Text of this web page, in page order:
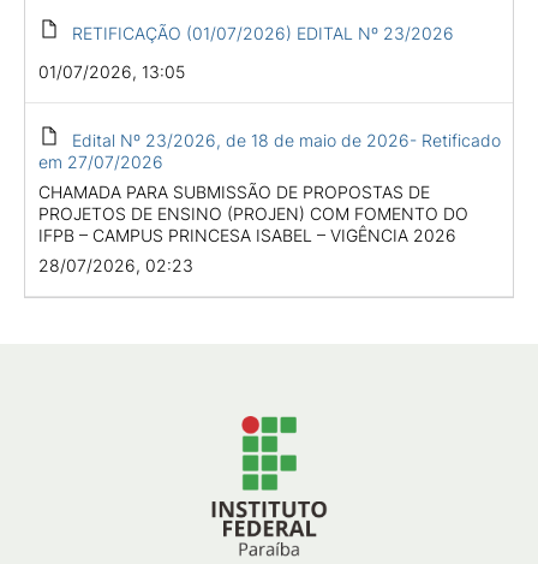
RETIFICAÇÃO (01/07/2026) EDITAL Nº 23/2026
01/07/2026, 13:05
Edital Nº 23/2026, de 18 de maio de 2026- Retificado
em 27/07/2026
CHAMADA PARA SUBMISSÃO DE PROPOSTAS DE
PROJETOS DE ENSINO (PROJEN) COM FOMENTO DO
IFPB – CAMPUS PRINCESA ISABEL – VIGÊNCIA 2026
28/07/2026, 02:23